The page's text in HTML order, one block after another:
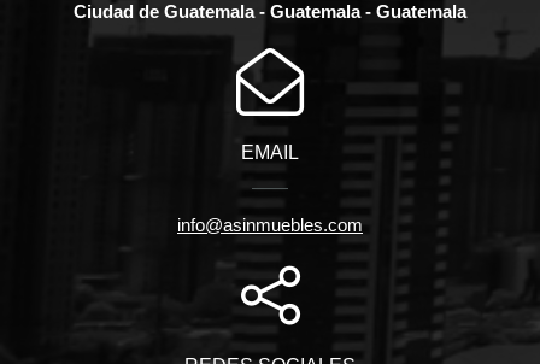
Ciudad de Guatemala - Guatemala - Guatemala
EMAIL
info@asinmuebles.com